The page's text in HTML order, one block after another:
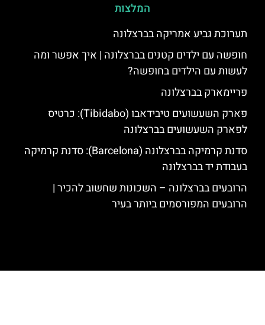
המלצות
תערוכת גביע אמריקה בברצלונה
חופשה עם ילדים קטנים בברצלונה | איך אפשר ומה
לעשות עם הילדים בחופשה?
פריימארק בברצלונה
פארק השעשועים טיבידאבו (Tibidabo): כרטיס
לפארק השעשועים בברצלונה
סדנת קרמיקה בברצלונה (Barcelona): סדנת קרמיקה
בעבודת יד בברצלונה
הרובעים בברצלונה – השכונות שחשוב להכיר |
הרובעים המפורסמים ביותר בעיר